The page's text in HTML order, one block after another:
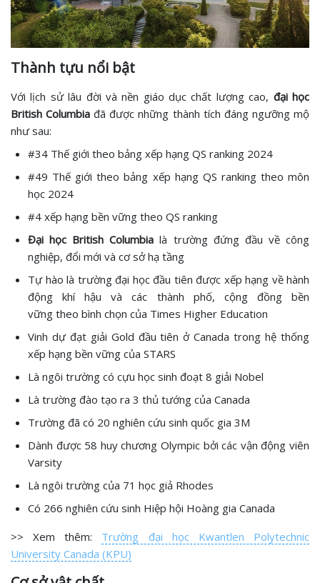
Thành tựu nổi bật
Với lịch sử lâu đời và nền giáo dục chất lượng cao, đại học
British Columbia đã được những thành tích đáng ngưỡng mộ
như sau:
#34 Thế giới theo bảng xếp hạng QS ranking 2024
#49 Thế giới theo bảng xếp hạng QS ranking theo môn
học 2024
#4 xếp hạng bền vững theo QS ranking
Đại học British Columbialà trường đứng đầu về công
nghiệp, đổi mới và cơ sở hạ tầng
Tự hào là trường đại học đầu tiên được xếp hạng về hành
động khí hậu và các thành phố, cộng đồng bền
vững theo bình chọn của Times Higher Education
Vinh dự đạt giải Gold đầu tiên ở Canada trong hệ thống
xếp hạng bền vững của STARS
Là ngôi trường có cựu học sinh đoạt 8 giải Nobel
Là trường đào tạo ra 3 thủ tướng của Canada
Trường đã có 20 nghiên cứu sinh quốc gia 3M
Dành được 58 huy chương Olympic bởi các vận động viên
Varsity
Là ngôi trường của 71 học giả Rhodes
Có 266 nghiên cứu sinh Hiệp hội Hoàng gia Canada
>> Xem thêm: Trường đại học Kwantlen Polytechnic
University Canada (KPU)